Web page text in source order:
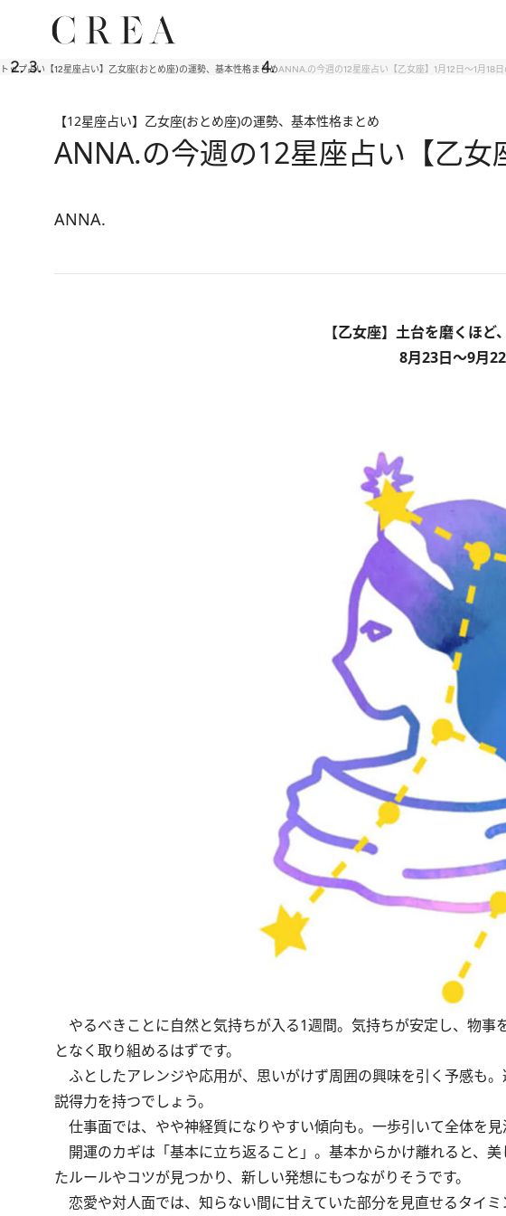
トップ占い 【12星座占い】乙女座(おとめ座)の運勢、基本性格まとめANNA.の今週の12星座占い【乙女座】1月12日～1月18
【12星座占い】乙女座(おとめ座)の運勢、基本性格まとめ
ANNA.の今週の12星座占い【乙
ANNA.
【乙女座】土台を磨くほど
8月23日～9月
やるべきことに自然と気持ちが入る1週間。気持ちが安定し、物事
となく取り組めるはずです。
ふとしたアレンジや応用が、思いがけず周囲の興味を引く予感も
説得力を持つでしょう。
仕事面では、やや神経質になりやすい傾向も。一歩引いて全体を見
開運のカギは「基本に立ち返ること」。基本からかけ離れると、
たルールやコツが見つかり、新しい発想にもつながりそうです。
恋愛や対人面では、知らない間に甘えていた部分を見直せるタイ